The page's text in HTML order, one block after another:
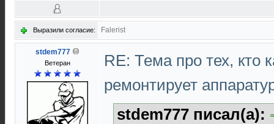
Выразили согласие: Falerist
stdem777
Ветеран
RE: Тема про тех, кто
ремонтирует
stdem777 писал(а):